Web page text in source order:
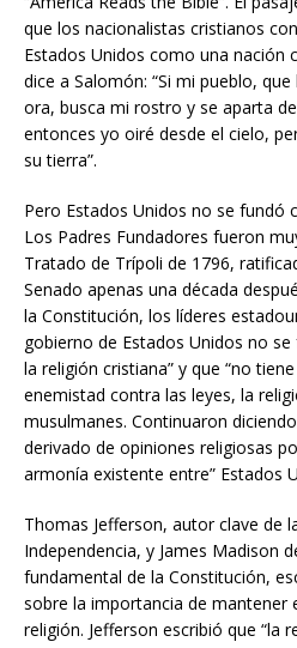
que los nacionalistas cristianos
Estados Unidos como una nación
dice a Salomón: “Si mi pueblo,
ora, busca mi rostro y se aparta
entonces yo oiré desde el cielo,
su tierra”.
Pero Estados Unidos no se fundó
Los Padres Fundadores fueron
Tratado de Trípoli de 1796,
Senado apenas una década
la Constitución, los líderes
gobierno de Estados Unidos no
la religión cristiana” y que “no
enemistad contra las leyes, la
musulmanes. Continuaron
derivado de opiniones religiosas
armonía existente entre” Estados
Thomas Jefferson, autor clave de
Independencia, y James Madison
fundamental de la Constitución,
sobre la importancia de mantener
religión. Jefferson escribió que “la